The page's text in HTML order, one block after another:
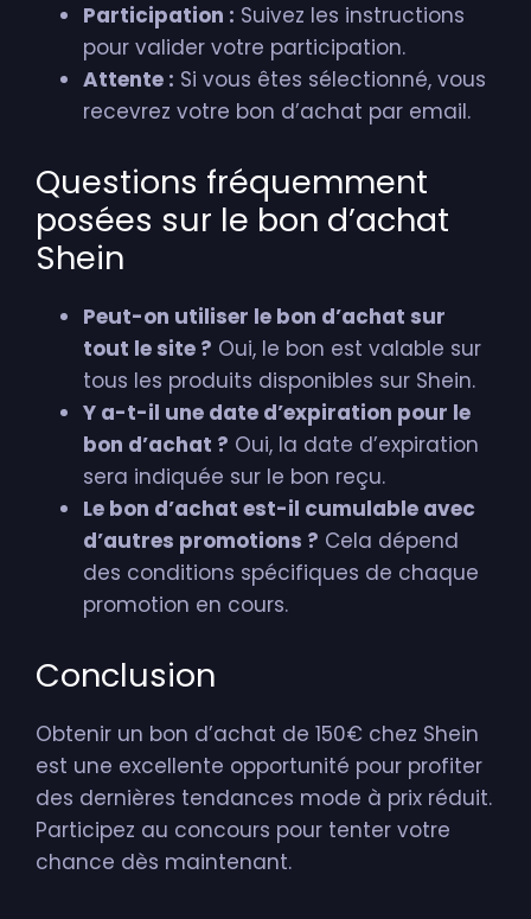
Participation : Suivez les instructions
pour valider votre participation.
Attente : Si vous êtes sélectionné, vous
recevrez votre bon d’achat par email.
Questions fréquemment
posées sur le bon d’achat
Shein
Peut-on utiliser le bon d’achat sur
tout le site ? Oui, le bon est valable sur
tous les produits disponibles sur Shein.
Y a-t-il une date d’expiration pour le
bon d’achat ? Oui, la date d’expiration
sera indiquée sur le bon reçu.
Le bon d’achat est-il cumulable avec
d’autres promotions ? Cela dépend
des conditions spécifiques de chaque
promotion en cours.
Conclusion
Obtenir un bon d’achat de 150€ chez Shein
est une excellente opportunité pour profiter
des dernières tendances mode à prix réduit.
Participez au concours pour tenter votre
chance dès maintenant.